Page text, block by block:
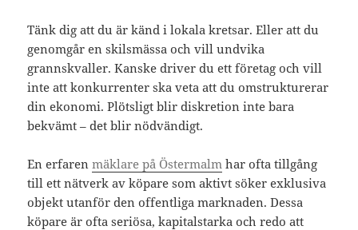
Tänk dig att du är känd i lokala kretsar. Eller att du
genomgår en skilsmässa och vill undvika
grannskvaller. Kanske driver du ett företag och vill
inte att konkurrenter ska veta att du omstrukturerar
din ekonomi. Plötsligt blir diskretion inte bara
bekvämt – det blir nödvändigt.
En erfarenmäklare på Östermalm har ofta tillgång
till ett nätverk av köpare som aktivt söker exklusiva
objekt utanför den offentliga marknaden. Dessa
köpare är ofta seriösa, kapitalstarka och redo att